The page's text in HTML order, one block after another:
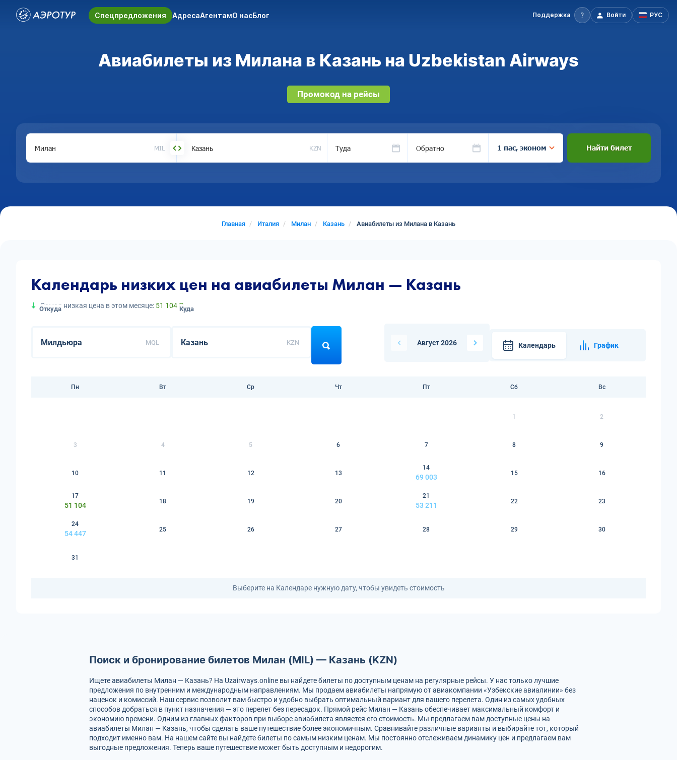
Спецпредложения АдресаАгентамО насБлог Поддержка Войти РУС
Авиабилеты из Милана в Казань на Uzbekistan Airways
Промокод на рейсы
MIL KZN Туда Обратно 1 пас, эконом Найти билет
Главная Италия Милан Казань Авиабилеты из Милана в Казань
Календарь низких цен на авиабилеты Милан — Казань
Самая низкая цена в этом месяце: 51 104 ₽
Откуда
MQL
Куда
KZN Август 2026 Календарь График
Пн Вт Ср Чт Пт Сб Вс
1 2
3 4 5 6 7 8 9
10 11 12 13
14
69 003
15 16
17
51 104
18 19 20
21
53 211
22 23
24
54 447
25 26 27 28 29 30
31
Выберите на Календаре нужную дату, чтобы увидеть стоимость
Поиск и бронирование билетов Милан (MIL) — Казань (KZN)
Ищете авиабилеты Милан — Казань? На Uzairways.online вы найдете билеты по доступным ценам на регулярные рейсы. У нас только лучшие
предложения по внутренним и международным направлениям. Мы продаем авиабилеты напрямую от авиакомпании «Узбекские авиалинии» без
наценок и комиссий. Наш сервис позволит вам быстро и удобно выбрать оптимальный вариант для вашего перелета. Один из самых удобных
способов добраться в пункт назначения — это перелет без пересадок. Прямой рейс Милан — Казань обеспечивает максимальный комфорт и
экономию времени. Одним из главных факторов при выборе авиабилета является его стоимость. Мы предлагаем вам доступные цены на
авиабилеты Милан — Казань, чтобы сделать ваше путешествие более экономичным. Сравнивайте различные варианты и выбирайте тот, который
подходит именно вам. На нашем сайте вы найдете билеты по самым низким ценам. Мы постоянно отслеживаем динамику цен и предлагаем вам
выгодные предложения. Теперь ваше путешествие может быть доступным и недорогим.